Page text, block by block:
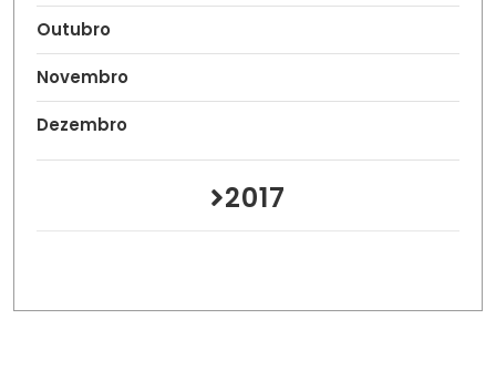
Outubro
Novembro
Dezembro
2017